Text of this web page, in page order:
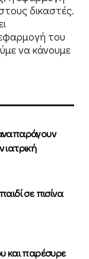
δικαστές.
του
να κάνουμε
σε πισίνα
και παρέσυρε